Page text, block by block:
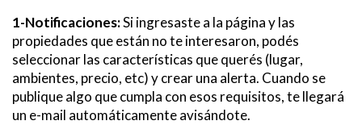
1-Notificaciones:Si ingresaste a la página y las
propiedades que están no te interesaron, podés
seleccionar las características que querés (lugar,
ambientes, precio, etc) y crear una alerta. Cuando se
publique algo que cumpla con esos requisitos, te llegará
un e-mail automáticamente avisándote.